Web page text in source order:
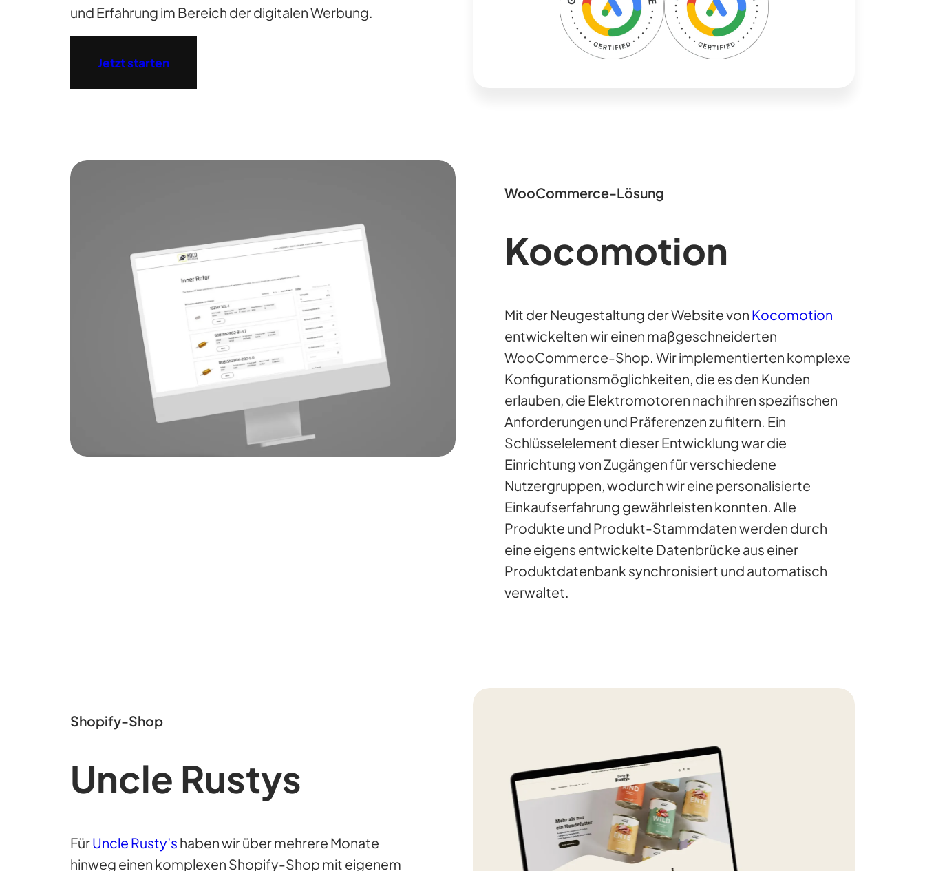
und Erfahrung im Bereich der digitalen Werbung.
Jetzt starten
WooCommerce-Lösung
Kocomotion
Mit der Neugestaltung der Website von Kocomotion
entwickelten wir einen maßgeschneiderten
WooCommerce-Shop. Wir implementierten komplexe
Konfigurationsmöglichkeiten, die es den Kunden
erlauben, die Elektromotoren nach ihren spezifischen
Anforderungen und Präferenzen zu filtern. Ein
Schlüsselelement dieser Entwicklung war die
Einrichtung von Zugängen für verschiedene
Nutzergruppen, wodurch wir eine personalisierte
Einkaufserfahrung gewährleisten konnten. Alle
Produkte und Produkt-Stammdaten werden durch
eine eigens entwickelte Datenbrücke aus einer
Produktdatenbank synchronisiert und automatisch
verwaltet.
Shopify-Shop
Uncle Rustys
FürUncle Rusty’s haben wir über mehrere Monate
hinweg einen komplexen Shopify-Shop mit eigenem